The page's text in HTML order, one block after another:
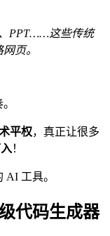
、PPT……这些传统
页。
平权，真正让很多
！
工具。
代码生成器